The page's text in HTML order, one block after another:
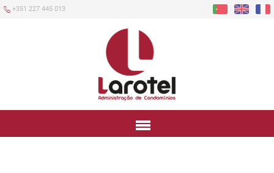
+351 227 445 013
Menu